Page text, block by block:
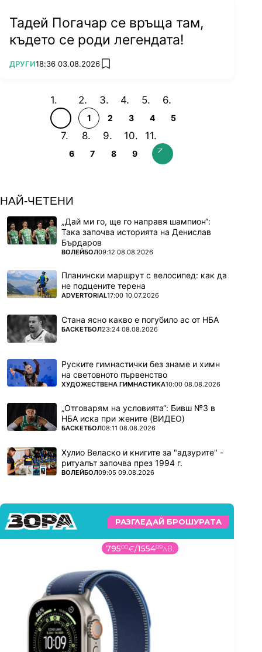
Тадей Погачар се връща там,
където се роди легендата!
ПОВЕЧЕ ОТ
ДРУГИ18:36 03.08.2026 add favorites
1 2 3 4 5
6 7 8 9
НАЙ-ЧЕТЕНИ
„Дай ми го, ще го направя шампион“:
Така започва историята на Денислав
Бърдаров
ПОВЕЧЕ ОТ
ВОЛЕЙБОЛ09:12 08.08.2026
Планински маршрут с велосипед: как да
не подцените терена
ПОВЕЧЕ ОТ
ADVERTORIAL17:00 10.07.2026
Стана ясно какво е погубило ас от НБА
ПОВЕЧЕ ОТ
БАСКЕТБОЛ23:24 08.08.2026
Руските гимнастички без знаме и химн
на световното първенство
ПОВЕЧЕ ОТ
ХУДОЖЕСТВЕНА ГИМНАСТИКА10:00 08.08.2026
„Отговарям на условията“: Бивш №3 в
НБА иска при жените (ВИДЕО)
ПОВЕЧЕ ОТ
БАСКЕТБОЛ08:11 08.08.2026
Хулио Веласко и книгите за "адзурите" -
ритуалът започва през 1994 г.
ПОВЕЧЕ ОТ
ВОЛЕЙБОЛ09:05 09.08.2026
РАЗГЛЕДАЙ БРОШУРАТА
79500€/155489лв.